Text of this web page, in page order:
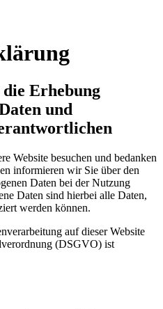
Erhebung
und
Website besuchen und bedanken
informieren wir Sie über den
Daten bei der Nutzung
Daten sind hierbei alle Daten,
werden können.
auf dieser Website
(DSGVO) ist